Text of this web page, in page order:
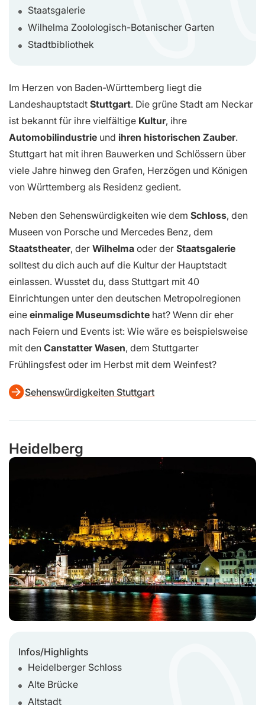
Staatsgalerie
Wilhelma Zoolologisch-Botanischer Garten
Stadtbibliothek
Im Herzen von Baden-Württemberg liegt die
Landeshauptstadt Stuttgart. Die grüne Stadt am Neckar
ist bekannt für ihre vielfältige Kultur, ihre
Automobilindustrie und ihren historischen Zauber.
Stuttgart hat mit ihren Bauwerken und Schlössern über
viele Jahre hinweg den Grafen, Herzögen und Königen
von Württemberg als Residenz gedient.
Neben den Sehenswürdigkeiten wie dem Schloss, den
Museen von Porsche und Mercedes Benz, dem
Staatstheater, der Wilhelma oder der Staatsgalerie
solltest du dich auch auf die Kultur der Hauptstadt
einlassen. Wusstet du, dass Stuttgart mit 40
Einrichtungen unter den deutschen Metropolregionen
eine einmalige Museumsdichte hat? Wenn dir eher
nach Feiern und Events ist: Wie wäre es beispielsweise
mit den Canstatter Wasen, dem Stuttgarter
Frühlingsfest oder im Herbst mit dem Weinfest?
Sehenswürdigkeiten Stuttgart
Heidelberg
Infos/Highlights
Heidelberger Schloss
Alte Brücke
Altstadt